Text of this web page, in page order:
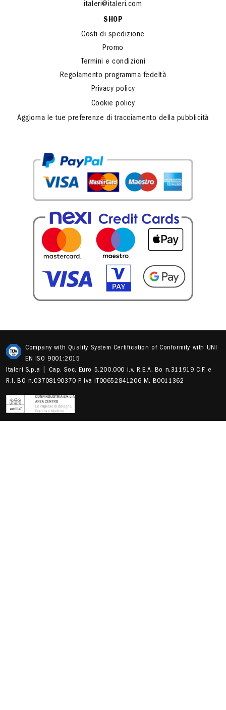
italeri@italeri.com
SHOP
Costi di spedizione
Promo
Termini e condizioni
Regolamento programma fedeltà
Privacy policy
Cookie policy
Aggiorna le tue preferenze di tracciamento della pubblicità
Company with Quality System Certification of Conformity with UNI
EN ISO 9001:2015
Italeri S.p.a | Cap. Soc. Euro 5.200.000 i.v. R.E.A. Bo n.311919 C.F. e
R.I. BO n.03708190370 P. Iva IT00652841206 M. B0011362